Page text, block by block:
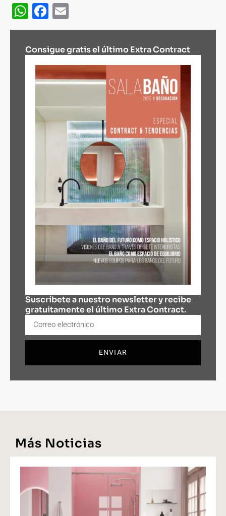
WhatsApp
Facebook
Consigue gratis el último Extra Contract
Suscríbete a nuestro newsletter y recibe
gratuitamente el último Extra Contract.
ENVIAR
Más Noticias